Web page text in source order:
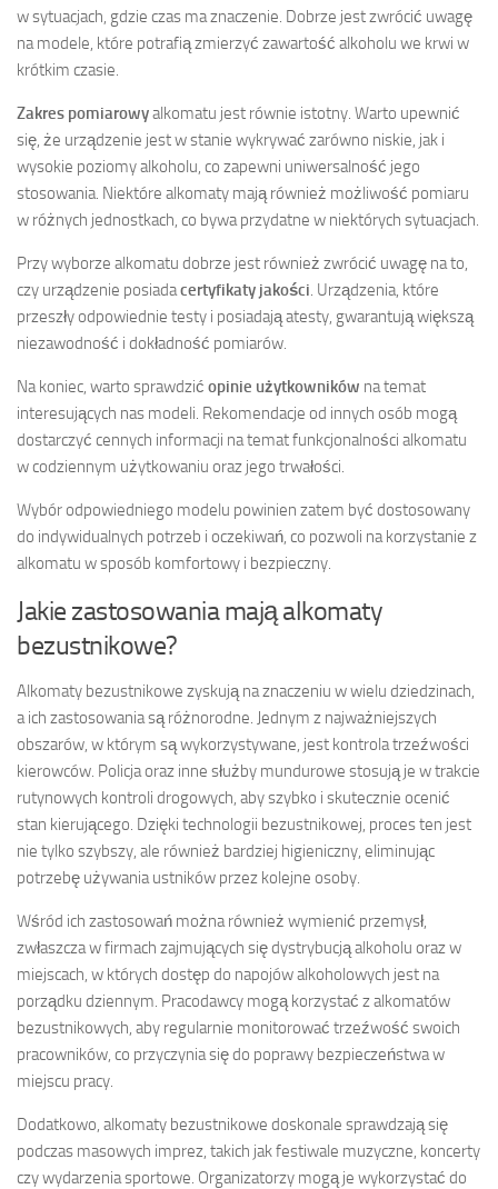
w sytuacjach, gdzie czas ma znaczenie. Dobrze jest zwrócić uwagę
na modele, które potrafią zmierzyć zawartość alkoholu we krwi w
krótkim czasie.
Zakres pomiarowyalkomatu jest równie istotny. Warto upewnić
się, że urządzenie jest w stanie wykrywać zarówno niskie, jak i
wysokie poziomy alkoholu, co zapewni uniwersalność jego
stosowania. Niektóre alkomaty mają również możliwość pomiaru
w różnych jednostkach, co bywa przydatne w niektórych sytuacjach.
Przy wyborze alkomatu dobrze jest również zwrócić uwagę na to,
czy urządzenie posiadacertyfikaty jakości. Urządzenia, które
przeszły odpowiednie testy i posiadają atesty, gwarantują większą
niezawodność i dokładność pomiarów.
Na koniec, warto sprawdzić opinie użytkowników na temat
interesujących nas modeli. Rekomendacje od innych osób mogą
dostarczyć cennych informacji na temat funkcjonalności alkomatu
w codziennym użytkowaniu oraz jego trwałości.
Wybór odpowiedniego modelu powinien zatem być dostosowany
do indywidualnych potrzeb i oczekiwań, co pozwoli na korzystanie z
alkomatu w sposób komfortowy i bezpieczny.
Jakie zastosowania mają alkomaty
bezustnikowe?
Alkomaty bezustnikowe zyskują na znaczeniu w wielu dziedzinach,
a ich zastosowania są różnorodne. Jednym z najważniejszych
obszarów, w którym są wykorzystywane, jest kontrola trzeźwości
kierowców. Policja oraz inne służby mundurowe stosują je w trakcie
rutynowych kontroli drogowych, aby szybko i skutecznie ocenić
stan kierującego. Dzięki technologii bezustnikowej, proces ten jest
nie tylko szybszy, ale również bardziej higieniczny, eliminując
potrzebę używania ustników przez kolejne osoby.
Wśród ich zastosowań można również wymienić przemysł,
zwłaszcza w firmach zajmujących się dystrybucją alkoholu oraz w
miejscach, w których dostęp do napojów alkoholowych jest na
porządku dziennym. Pracodawcy mogą korzystać z alkomatów
bezustnikowych, aby regularnie monitorować trzeźwość swoich
pracowników, co przyczynia się do poprawy bezpieczeństwa w
miejscu pracy.
Dodatkowo, alkomaty bezustnikowe doskonale sprawdzają się
podczas masowych imprez, takich jak festiwale muzyczne, koncerty
czy wydarzenia sportowe. Organizatorzy mogą je wykorzystać do